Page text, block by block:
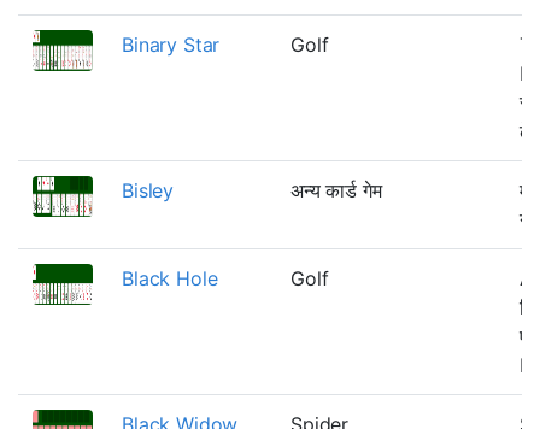
Binary Star Golf
Bisley अन्य कार्ड गेम
Black Hole Golf
Black Widow Spider